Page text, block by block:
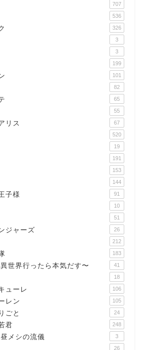
707
536
326
3
3
199
101
82
65
55
リス 67
520
19
191
153
144
子様 91
10
51
ジャーズ 26
212
183
世界行ったら本気だす〜 41
18
ューレ 106
レン 105
ごと 24
君 248
メシの流儀 3
26